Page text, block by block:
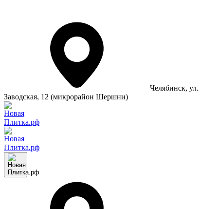
Челябинск, ул.
Заводская, 12 (микрорайон Шершни)